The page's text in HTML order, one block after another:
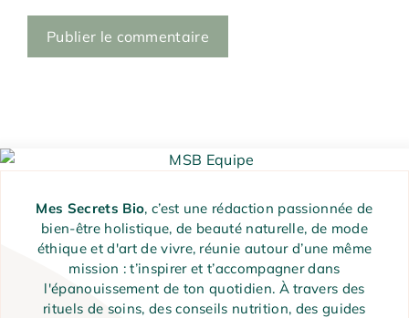
Mes Secrets Bio, c’est une rédaction passionnée de
bien-être holistique, de beauté naturelle, de mode
éthique et d'art de vivre, réunie autour d’une même
mission : t’inspirer et t’accompagner dans
l'épanouissement de ton quotidien. À travers des
rituels de soins, des conseils nutrition, des guides